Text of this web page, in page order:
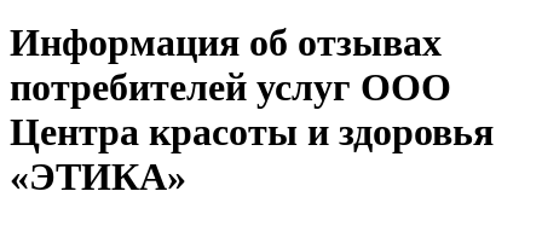
Информация об отзывах
потребителей услуг ООО
Центра красоты и здоровья
«ЭТИКА»